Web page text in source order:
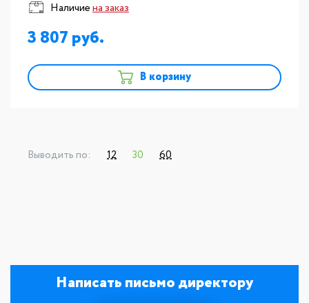
Наличиена заказ
3 807
В корзину
Выводить по: 12 30 60
Написать письмо директору